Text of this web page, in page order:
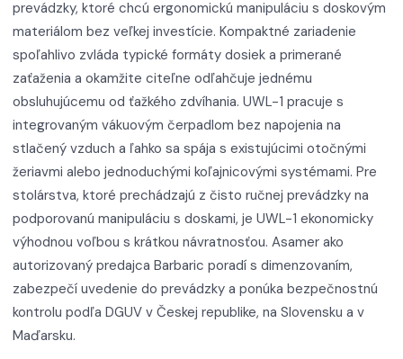
prevádzky, ktoré chcú ergonomickú manipuláciu s doskovým
materiálom bez veľkej investície. Kompaktné zariadenie
spoľahlivo zvláda typické formáty dosiek a primerané
zaťaženia a okamžite citeľne odľahčuje jednému
obsluhujúcemu od ťažkého zdvíhania. UWL-1 pracuje s
integrovaným vákuovým čerpadlom bez napojenia na
stlačený vzduch a ľahko sa spája s existujúcimi otočnými
žeriavmi alebo jednoduchými koľajnicovými systémami. Pre
stolárstva, ktoré prechádzajú z čisto ručnej prevádzky na
podporovanú manipuláciu s doskami, je UWL-1 ekonomicky
výhodnou voľbou s krátkou návratnosťou. Asamer ako
autorizovaný predajca Barbaric poradí s dimenzovaním,
zabezpečí uvedenie do prevádzky a ponúka bezpečnostnú
kontrolu podľa DGUV v Českej republike, na Slovensku a v
Maďarsku.